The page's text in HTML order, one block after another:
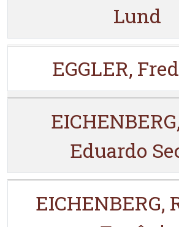
Lund
EGGLER,
Eduardo
EICHENBERG,